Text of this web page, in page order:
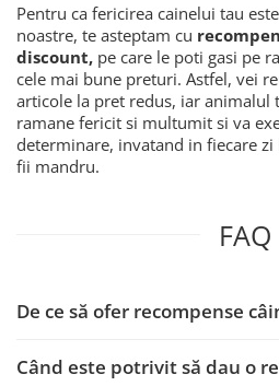
Pentru ca fericirea cainelui tau
noastre, te asteptam cu
discount, pe care le poti gasi pe
cele mai bune preturi. Astfel, vei
articole la pret redus, iar animalul
ramane fericit si multumit si va
determinare, invatand in fiecare
fii mandru.
FAQ
De ce să ofer recompense
Când este potrivit să dau o